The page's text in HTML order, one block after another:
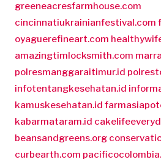
greeneacresfarmhouse.com
cincinnatiukrainianfestival.com
oyaguerefineart.com
amazingtimlocksmith.com
polresmanggaraitimur.id
infotentangkesehatan.id
kamuskesehatan.id
kabarmataram.id
beansandgreens.org
curbearth.com